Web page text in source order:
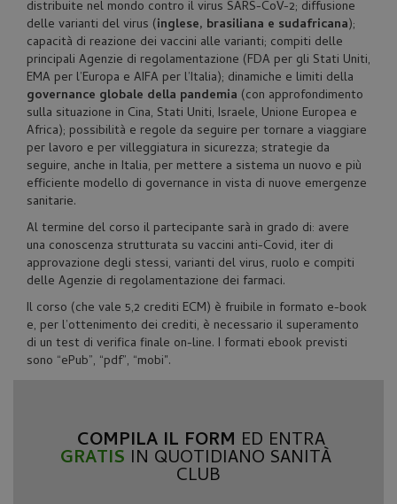
distribuite nel mondo contro il virus SARS-CoV-2; diffusione
delle varianti del virus (inglese, brasiliana e sudafricana);
capacità di reazione dei vaccini alle varianti; compiti delle
principali Agenzie di regolamentazione (FDA per gli Stati Uniti,
EMA per l’Europa e AIFA per l’Italia); dinamiche e limiti della
governance globale della pandemia (con approfondimento
sulla situazione in Cina, Stati Uniti, Israele, Unione Europea e
Africa); possibilità e regole da seguire per tornare a viaggiare
per lavoro e per villeggiatura in sicurezza; strategie da
seguire, anche in Italia, per mettere a sistema un nuovo e più
efficiente modello di governance in vista di nuove emergenze
sanitarie.
Al termine del corso il partecipante sarà in grado di: avere
una conoscenza strutturata su vaccini anti-Covid, iter di
approvazione degli stessi, varianti del virus, ruolo e compiti
delle Agenzie di regolamentazione dei farmaci.
Il corso (che vale 5,2 crediti ECM) è fruibile in formato e-book
e, per l’ottenimento dei crediti, è necessario il superamento
di un test di verifica finale on-line. I formati ebook previsti
sono “ePub”, “pdf”, “mobi".
COMPILA IL FORM ED ENTRA
GRATIS IN QUOTIDIANO SANITÀ
CLUB